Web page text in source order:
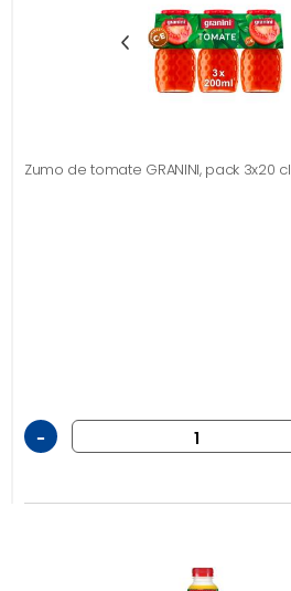
Zumo de tomate GRANINI, pack 3x20 cl
-